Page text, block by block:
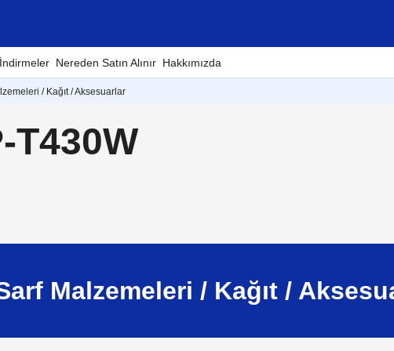
Nereden Satın Alınır Hakkımızda
/ Kağıt / Aksesuarlar
T430W
Malzemeleri / Kağıt /